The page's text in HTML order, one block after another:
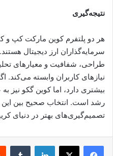
نتیجه‌گیری
هر دو پلتفرم کوین مارکت کپ و
سرمایه‌گذاران ارز دیجیتال
طراحی، شفافیت و معیارهای
نیازهای کاربران وابسته
بیشتری دارد، اما کوین گکو نیز
رشد است. انتخاب صحیح بین این
تصمیم‌گیری‌های بهتر در دنیای
لینکدین